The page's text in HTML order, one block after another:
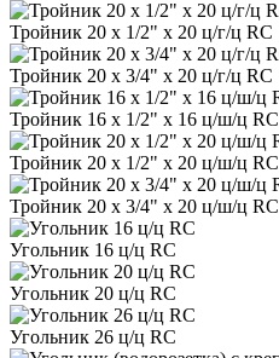
Тройник 20 х 1/2" х 20 ц/г/ц RC
Тройник 20 х 3/4" х 20 ц/г/ц RC
Тройник 16 х 1/2" х 16 ц/ш/ц RC
Тройник 20 х 1/2" х 20 ц/ш/ц RC
Тройник 20 х 3/4" х 20 ц/ш/ц RC
Угольник 16 ц/ц RC
Угольник 20 ц/ц RC
Угольник 26 ц/ц RC